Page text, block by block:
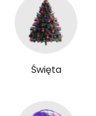
Święta